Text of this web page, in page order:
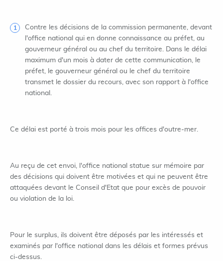
Contre les décisions de la commission permanente, devant
l'office national qui en donne connaissance au préfet, au
gouverneur général ou au chef du territoire. Dans le délai
maximum d'un mois à dater de cette communication, le
préfet, le gouverneur général ou le chef du territoire
transmet le dossier du recours, avec son rapport à l'office
national.
Ce délai est porté à trois mois pour les offices d'outre-mer.
Au reçu de cet envoi, l'office national statue sur mémoire par
des décisions qui doivent être motivées et qui ne peuvent être
attaquées devant le Conseil d'Etat que pour excès de pouvoir
ou violation de la loi.
Pour le surplus, ils doivent être déposés par les intéressés et
examinés par l'office national dans les délais et formes prévus
ci-dessus.